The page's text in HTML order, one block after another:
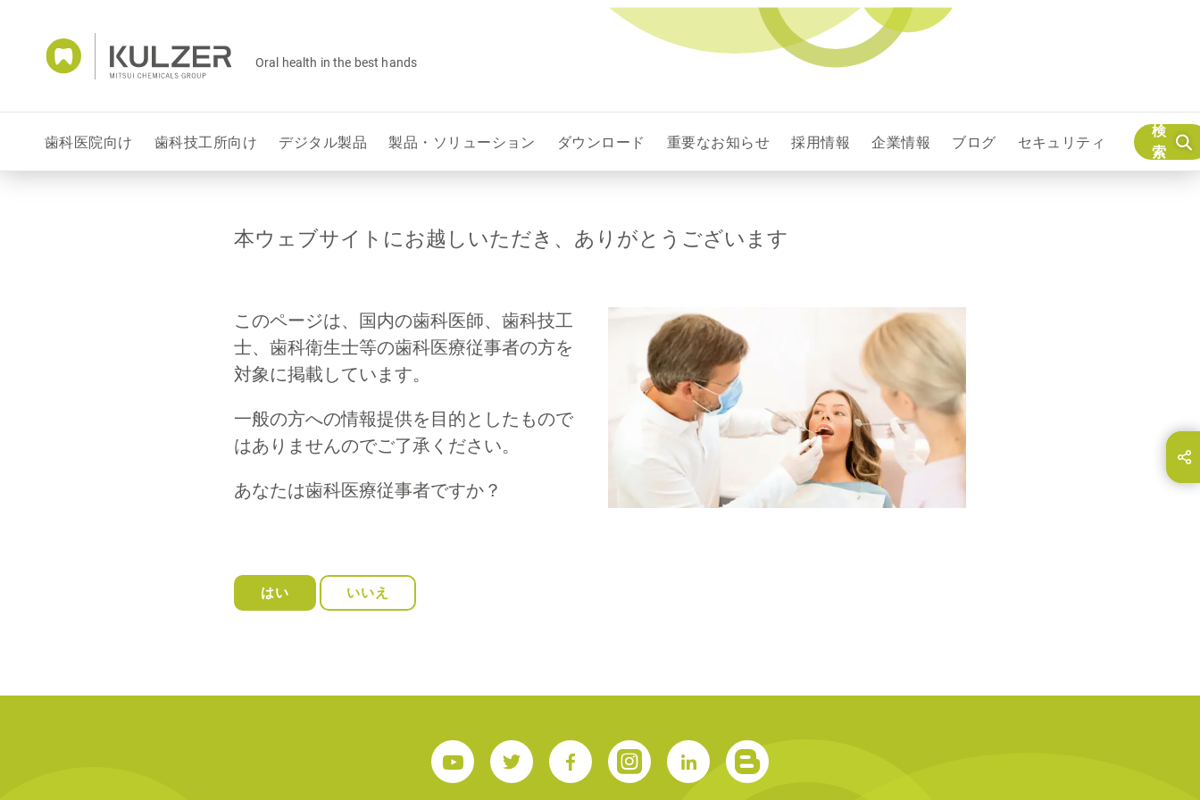
Oral health in the best hands
歯科医院向け 歯科技工所向け デジタル製品 製品・ソリューション ダウンロード 重要なお知らせ 採用情報 企業情報 ブログ セキュリティ
検
索
Share this page on...
本ウェブサイトにお越しいただき、ありがとうございます
このページは、国内の歯科医師、歯科技工
士、歯科衛生士等の歯科医療従事者の方を
対象に掲載しています。
一般の方への情報提供を目的としたもので
はありませんのでご了承ください。
あなたは歯科医療従事者ですか？